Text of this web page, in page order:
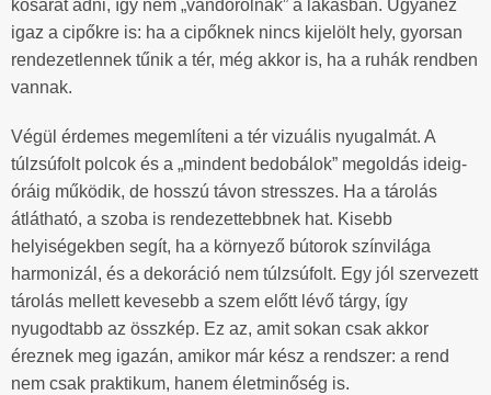
kosarat adni, így nem „vándorolnak” a lakásban. Ugyanez
igaz a cipőkre is: ha a cipőknek nincs kijelölt hely, gyorsan
rendezetlennek tűnik a tér, még akkor is, ha a ruhák rendben
vannak.
Végül érdemes megemlíteni a tér vizuális nyugalmát. A
túlzsúfolt polcok és a „mindent bedobálok” megoldás ideig-
óráig működik, de hosszú távon stresszes. Ha a tárolás
átlátható, a szoba is rendezettebbnek hat. Kisebb
helyiségekben segít, ha a környező bútorok színvilága
harmonizál, és a dekoráció nem túlzsúfolt. Egy jól szervezett
tárolás mellett kevesebb a szem előtt lévő tárgy, így
nyugodtabb az összkép. Ez az, amit sokan csak akkor
éreznek meg igazán, amikor már kész a rendszer: a rend
nem csak praktikum, hanem életminőség is.